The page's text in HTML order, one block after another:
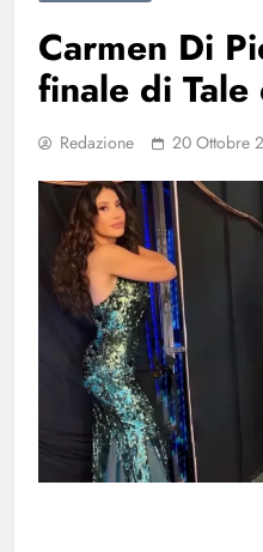
Carmen Di
finale di
Redazione 20 Ottobre